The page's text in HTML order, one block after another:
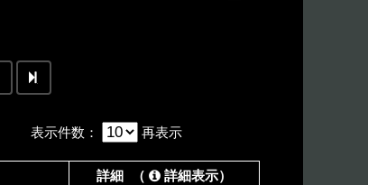
表示件数 ： 再表示
詳細 （ 詳細表示）